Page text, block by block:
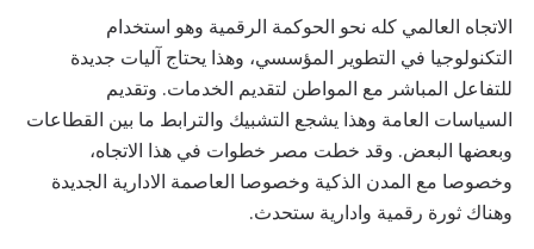
الاتجاه العالمي كله نحو الحوكمة الرقمية وهو استخدام
التكنولوجيا في التطوير المؤسسي، وهذا يحتاج آليات جديدة
للتفاعل المباشر مع المواطن لتقديم الخدمات. وتقديم
السياسات العامة وهذا يشجع التشبيك والترابط ما بين القطاعات
وبعضها البعض. وقد خطت مصر خطوات في هذا الاتجاه،
وخصوصا مع المدن الذكية وخصوصا العاصمة الادارية الجديدة
وهناك ثورة رقمية وادارية ستحدث.